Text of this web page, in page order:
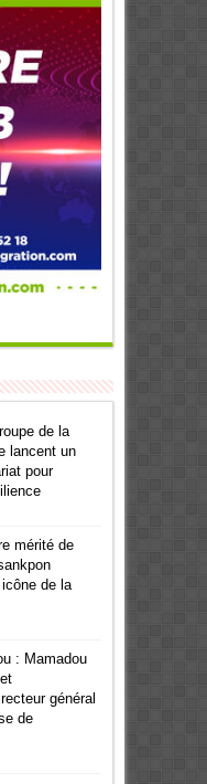
de la
lancent un
pour
mérité de
de la
: Mamadou
général
de